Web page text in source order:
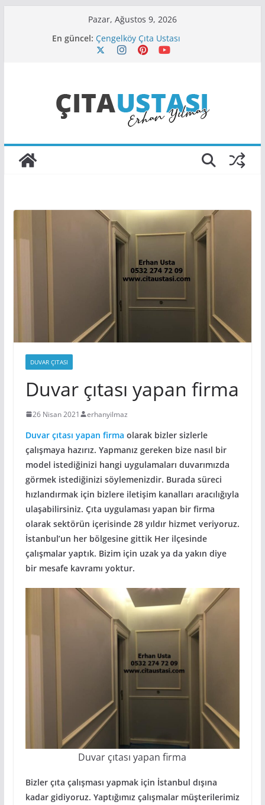
Pazar, Ağustos 9, 2026
En güncel: Çengelköy Çıta Ustası
Cihangir Çıta Ustası
DUVAR ÇITASI
Duvar çıtası yapan firma
26 Nisan 2021 erhanyilmaz
Duvar çıtası yapan firma olarak bizler sizlerle
çalışmaya hazırız. Yapmanız gereken bize nasıl bir
model istediğinizi hangi uygulamaları duvarımızda
görmek istediğinizi söylemenizdir. Burada süreci
hızlandırmak için bizlere iletişim kanalları aracılığıyla
ulaşabilirsiniz. Çıta uygulaması yapan bir firma
olarak sektörün içerisinde 28 yıldır hizmet veriyoruz.
İstanbul’un her bölgesine gittik Her ilçesinde
çalışmalar yaptık. Bizim için uzak ya da yakın diye
bir mesafe kavramı yoktur.
Duvar çıtası yapan firma
Bizler çıta çalışması yapmak için İstanbul dışına
kadar gidiyoruz. Yaptığımız çalışmalar müşterilerimiz